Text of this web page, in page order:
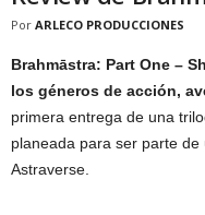
Por ARLECO PRODUCCIONES
Brahmāstra: Part One –
los géneros de acción,
primera entrega de una
planeada para ser parte
Astraverse.